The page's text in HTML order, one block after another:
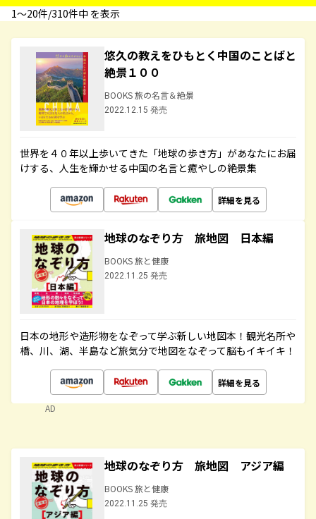
1〜20件/310件中 を表示
悠久の教えをひもとく中国のことばと
絶景１００
BOOKS 旅の名言＆絶景
2022.12.15 発売
世界を４０年以上歩いてきた「地球の歩き方」があなたにお届
けする、人生を輝かせる中国の名言と癒やしの絶景集
詳細を見る
地球のなぞり方 旅地図 日本編
BOOKS 旅と健康
2022.11.25 発売
日本の地形や造形物をなぞって学ぶ新しい地図本！観光名所や
橋、川、湖、半島など旅気分で地図をなぞって脳もイキイキ！
詳細を見る
AD
地球のなぞり方 旅地図 アジア編
BOOKS 旅と健康
2022.11.25 発売